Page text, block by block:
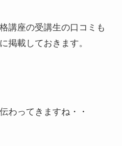
講座の受講生の口コミも
掲載しておきます。
わってきますね・・